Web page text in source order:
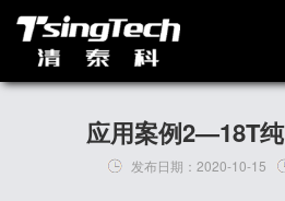
应用案例2—18T
发布日期： 2020-10-15